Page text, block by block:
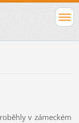
v zámeckém